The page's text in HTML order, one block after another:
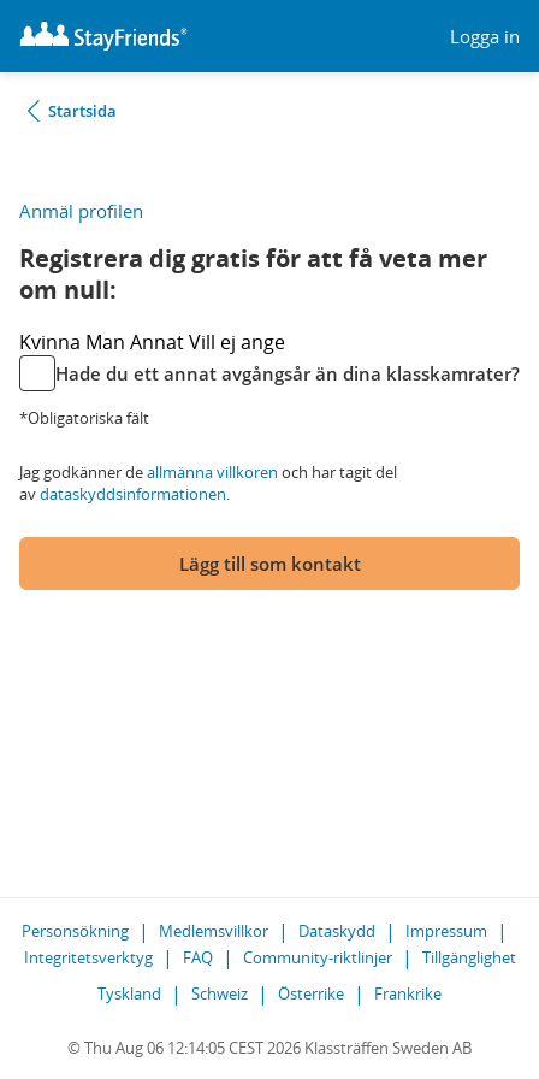
Logga in
Startsida
Anmäl profilen
Registrera dig gratis för att få veta mer
om null:
Kvinna Man AnnatVill ej ange
Hade du ett annat avgångsår än dina klasskamrater?
*Obligatoriska fält
Jag godkänner deallmänna villkoren och har tagit del
avdataskyddsinformationen.
Lägg till som kontakt
Personsökning Medlemsvillkor Dataskydd
Impressum
Integritetsverktyg
FAQ Community-riktlinjer
Tillgänglighet
Tyskland
Schweiz Österrike Frankrike
© Thu Aug 06 12:14:05 CEST 2026 Klassträffen Sweden AB